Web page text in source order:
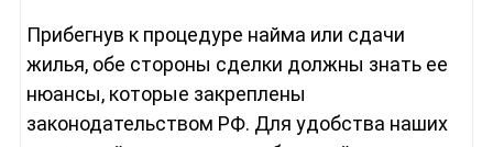
Прибегнув к процедуре найма или сдачи
жилья, обе стороны сделки должны знать ее
нюансы, которые закреплены
законодательством РФ. Для удобства наших